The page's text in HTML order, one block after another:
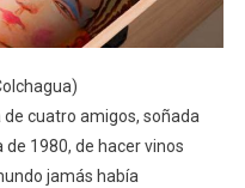
cuatro amigos, soñada
1980, de hacer vinos
jamás había